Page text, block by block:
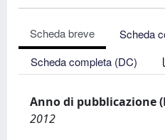
Scheda breve
Scheda
Scheda completa (DC)
Anno di pubblicazione
2012